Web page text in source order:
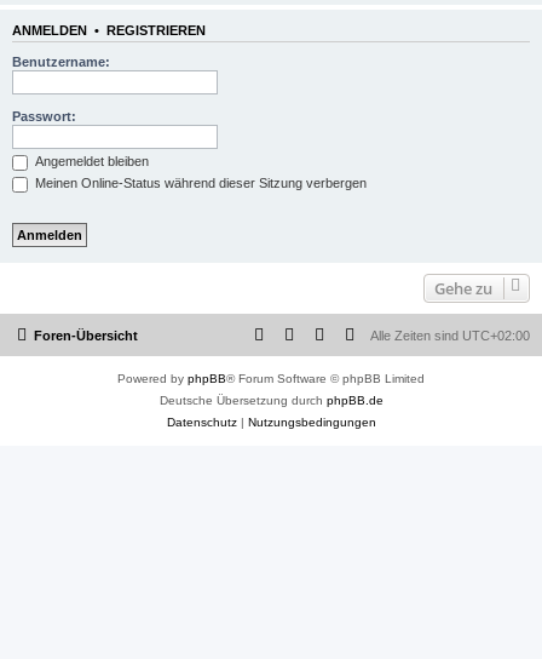
ANMELDEN • REGISTRIEREN
Benutzername:
Passwort:
Angemeldet bleiben
Meinen Online-Status während dieser Sitzung verbergen
Gehe zu
Foren-Übersicht Alle Zeiten sind UTC+02:00
Powered by phpBB® Forum Software © phpBB Limited
Deutsche Übersetzung durch phpBB.de
Datenschutz| Nutzungsbedingungen